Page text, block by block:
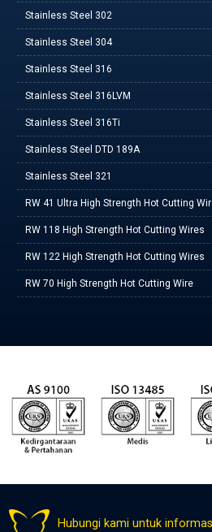
Stainless Steel 302
Stainless Steel 304
Stainless Steel 316
Stainless Steel 316LVM
Stainless Steel 316Ti
Stainless Steel DTD 189A
Stainless Steel 321
RW 41 Ultra High Strength Hot Cutting
RW 118 High Strength Hot Cutting Wires
RW 122 High Strength Hot Cutting Wires
RW 70 High Strength Hot Cutting Wire
Hubungi kami untuk